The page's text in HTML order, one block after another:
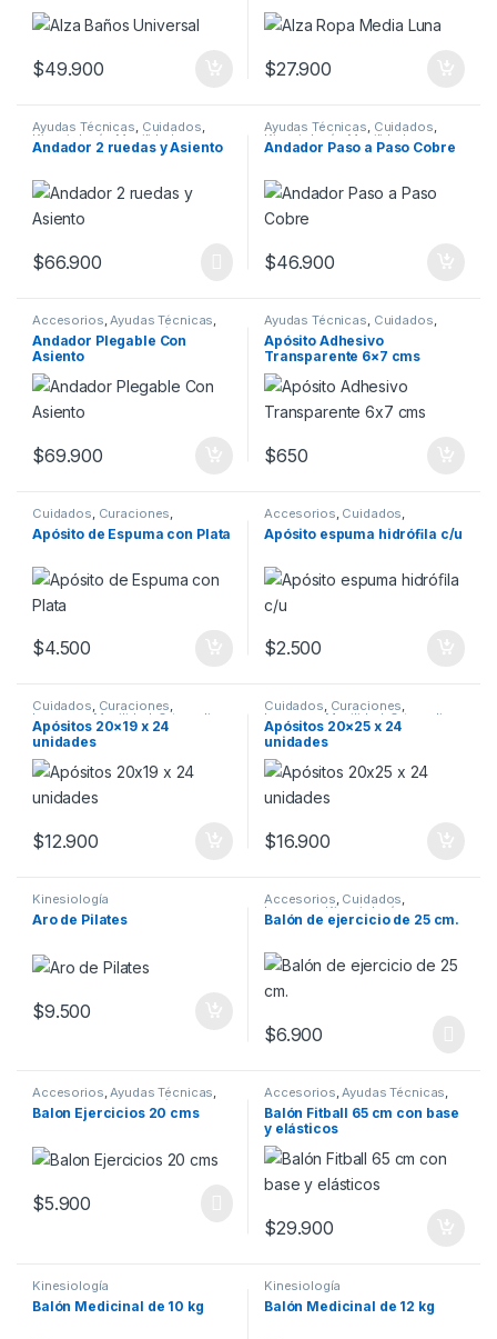
$49.900 $27.900
Ayudas Técnicas, Cuidados,
Kinesiología Movilidad,
Rehabilitación
Andador 2 ruedas y Asiento
$66.900
Ayudas Técnicas, Cuidados,
Kinesiología Movilidad
Ortopedia
Andador Paso a Paso Cobre
$46.900
Accesorios,Ayudas Técnicas,
Cuidados ,Kinesiología
Movilidad,Ortopedia
Andador Plegable Con
Asiento
$69.900
Ayudas Técnicas, Cuidados,
Insumos ,Vendajes
Apósito Adhesivo
Transparente 6×7 cms
$650
Cuidados Curaciones
Insumos ,Ortopedia
Rehabilitación,Vendajes
Apósito de Espuma con Plata
$4.500
Accesorios Cuidados
Curaciones , Insumos ,Movilidad
Vendajes
Apósito espuma hidróﬁla c/u
$2.500
Cuidados, Curaciones,
Insumos Movilidad ,Ortopedia
Rehabilitación,Vendajes
Apósitos 20×19 x 24
unidades
$12.900
Cuidados, Curaciones,
Insumos Movilidad ,Ortopedia
Rehabilitación,Vendajes
Apósitos 20×25 x 24
unidades
$16.900
Kinesiología
Aro de Pilates
$9.500
Accesorios, Cuidados,
Insumos Kinesiología
Movilidad,Rehabilitación
Balón de ejercicio de 25 cm.
$6.900
Accesorios,Ayudas Técnicas,
Cuidados Kinesiología
Movilidad,Rehabilitación
Balon Ejercicios 20 cms
$5.900
Accesorios,Ayudas Técnicas,
Cuidados, Insumos
Kinesiología, Movilidad,
Rehabilitación
Balón Fitball 65 cm con base
y elásticos
$29.900
Kinesiología
Balón Medicinal de 10 kg
Kinesiología
Balón Medicinal de 12 kg